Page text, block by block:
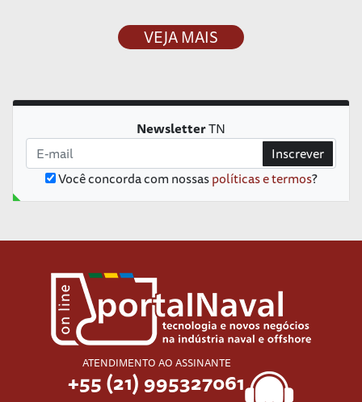
VEJA MAIS
NewsletterTN
Você concorda com nossaspolíticas e termos?
Inscrever
ATENDIMENTO AO ASSINANTE
+55 (21) 995327061